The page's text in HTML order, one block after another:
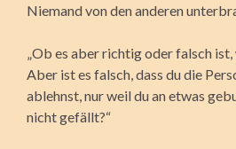
Niemand von den anderen
„Ob es aber richtig oder falsch
Aber ist es falsch, dass du die
ablehnst, nur weil du an etwas
nicht gefällt?“